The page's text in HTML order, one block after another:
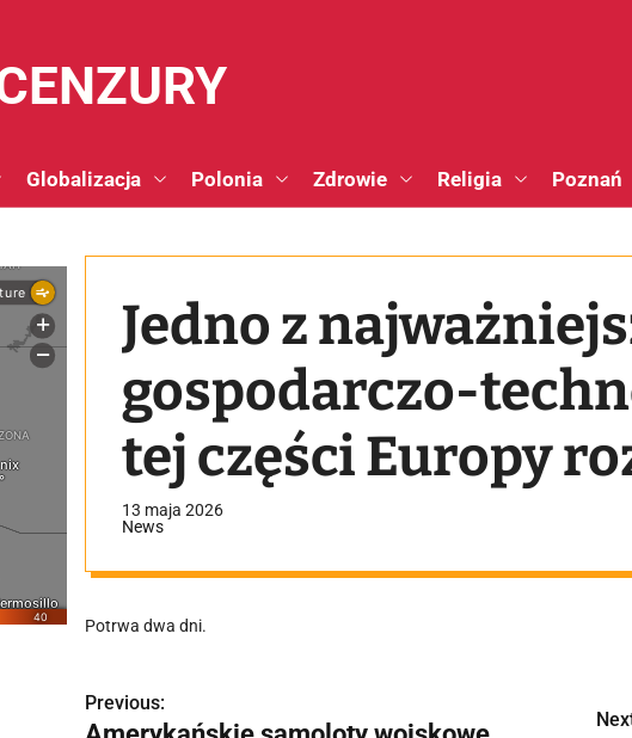
Globalizacja Polonia Zdrowie Religia Poznań
Jedno z
gospodarczo-
tej części Europy
Poznaniu
13 maja 2026
News
Potrwa dwa dni.
N
Previous: